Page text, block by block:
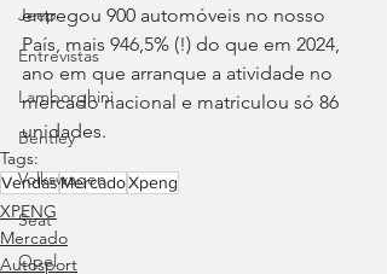
Jeep
Entrevistas
Lamborghini
Bentley
Volkswagen
Seat
Opel
entregou 900 automóveis no nosso
País, mais 946,5% (!) do que em 2024,
ano em que arranque a atividade no
mercado nacional e matriculou só 86
unidades.
Tags:
VendasMercadoXpeng
XPENG
Mercado
Autosport